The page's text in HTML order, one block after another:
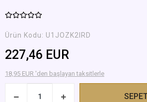
Ürün Kodu: U1JOZK2IRD
227,46 EUR
18,95 EUR 'den başlayan taksitlerle